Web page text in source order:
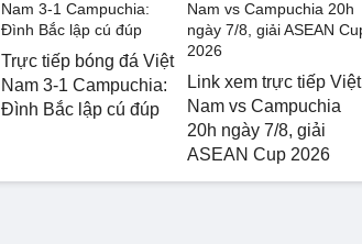
Trực tiếp bóng đá Việt
Nam 3-1 Campuchia:
Đình Bắc lập cú đúp
Link xem trực tiếp Việt
Nam vs Campuchia
20h ngày 7/8, giải
ASEAN Cup 2026